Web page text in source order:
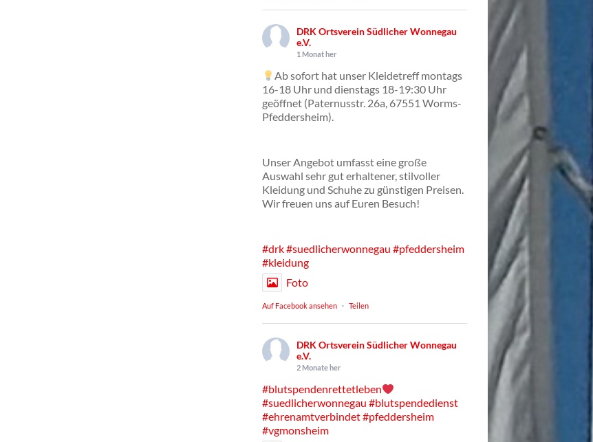
DRK Ortsverein Südlicher Wonnegau
e.V.
1 Monat her
Ab sofort hat unser Kleidetreff montags
16-18 Uhr und dienstags 18-19:30 Uhr
geöffnet (Paternusstr. 26a, 67551 Worms-
Pfeddersheim).
Unser Angebot umfasst eine große
Auswahl sehr gut erhaltener, stilvoller
Kleidung und Schuhe zu günstigen Preisen.
Wir freuen uns auf Euren Besuch!
#drk#suedlicherwonnegau #pfeddersheim
#kleidung
Foto
Auf Facebook ansehen · Teilen
DRK Ortsverein Südlicher Wonnegau
e.V.
2 Monate her
#blutspendenrettetleben
#suedlicherwonnegau #blutspendedienst
#ehrenamtverbindet#pfeddersheim
#vgmonsheim